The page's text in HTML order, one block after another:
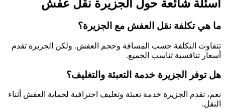
أسئلة شائعة حول الجزيرة نقل عفش
ما هي تكلفة نقل العفش مع الجزيرة؟
تتفاوت التكلفة حسب المسافة وحجم العفش. ولكن الجزيرة تقدم
أسعار تنافسية تناسب الجميع.
هل توفر الجزيرة خدمة التعبئة والتغليف؟
نعم، تقدم الجزيرة خدمة تعبئة وتغليف احترافية لحماية العفش أثناء
النقل.